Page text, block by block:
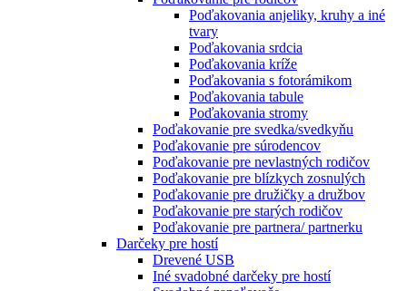
Poďakovania anjeliky, kruhy a iné
tvary
Poďakovania srdcia
Poďakovania kríže
Poďakovania s fotorámikom
Poďakovania tabule
Poďakovania stromy
Poďakovanie pre svedka/svedkyňu
Poďakovanie pre súrodencov
Poďakovanie pre nevlastných rodičov
Poďakovanie pre blízkych zosnulých
Poďakovanie pre družičky a družbov
Poďakovanie pre starých rodičov
Poďakovanie pre partnera/ partnerku
Darčeky pre hostí
Drevené USB
Iné svadobné darčeky pre hostí